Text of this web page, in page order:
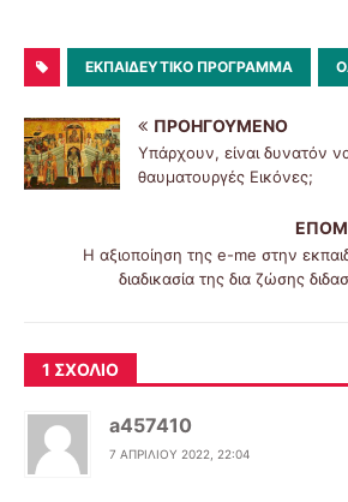
ΕΚΠΑΙΔΕΥΤΙΚΌ ΠΡΌΓΡΑΜΜΑ
ΠΡΟΗΓΟΎΜΕΝΟ
Υπάρχουν, είναι δυνατόν
θαυματουργές Εικόνες;
Η αξιοποίηση της e-me στην
διαδικασία της δια ζώσης
1 ΣΧΌΛΙΟ
a457410
7 ΑΠΡΙΛΊΟΥ 2022, 22:04